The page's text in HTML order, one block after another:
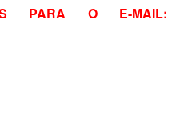
PARA O E-MAIL: